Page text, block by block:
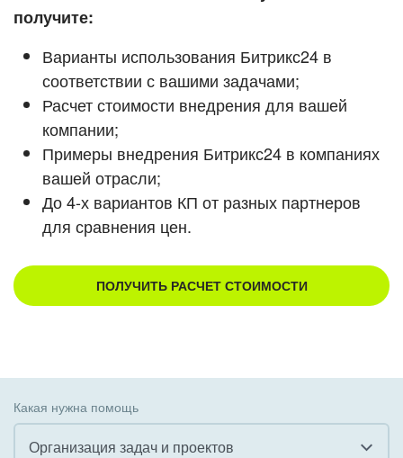
получите:
Варианты использования Битрикс24 в
соответствии с вашими задачами;
Расчет стоимости внедрения для вашей
компании;
Примеры внедрения Битрикс24 в компаниях
вашей отрасли;
До 4-х вариантов КП от разных партнеров
для сравнения цен.
ПОЛУЧИТЬ РАСЧЕТ СТОИМОСТИ
Какая нужна помощь
Организация задач и проектов